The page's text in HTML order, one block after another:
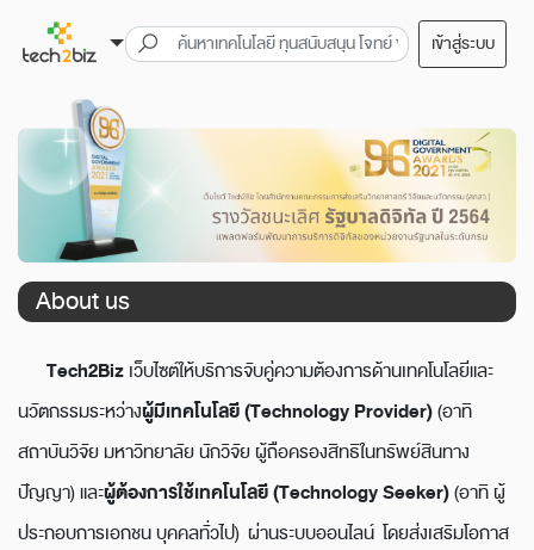
เข้าสู่ระบบ
About us
Tech2Bizเว็บไซต์ให้บริการจับคู่ความต้องการด้านเทคโนโลยีและ
นวัตกรรมระหว่างผู้มีเทคโนโลยี (Technology Provider)(อาทิ
สถาบันวิจัย มหาวิทยาลัย นักวิจัย ผู้ถือครองสิทธิในทรัพย์สินทาง
ปัญญา) และผู้ต้องการใช้เทคโนโลยี (Technology Seeker)(อาทิ ผู้
ประกอบการเอกชน บุคคลทั่วไป) ผ่านระบบออนไลน์ โดยส่งเสริมโอกาส